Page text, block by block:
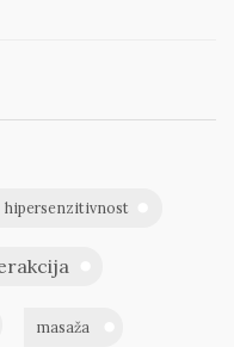
hipersenzitivnost
masaža